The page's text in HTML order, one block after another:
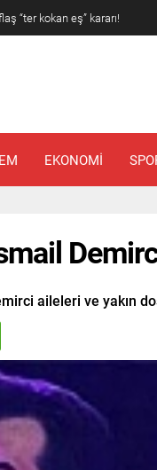
amcadan olay mektup!
EKONOMİ
aileleri ve yakın